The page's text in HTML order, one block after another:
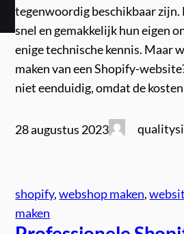
tegenwoordig beschikbaar
snel en gemakkelijk hun eigen
enige technische kennis. Maar
maken van een Shopify-
niet eenduidig, omdat de
28 augustus 2023
shopify, webshop maken,
maken